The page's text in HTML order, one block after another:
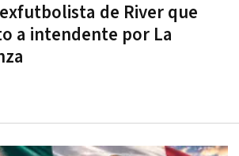
de River que
a intendente por La